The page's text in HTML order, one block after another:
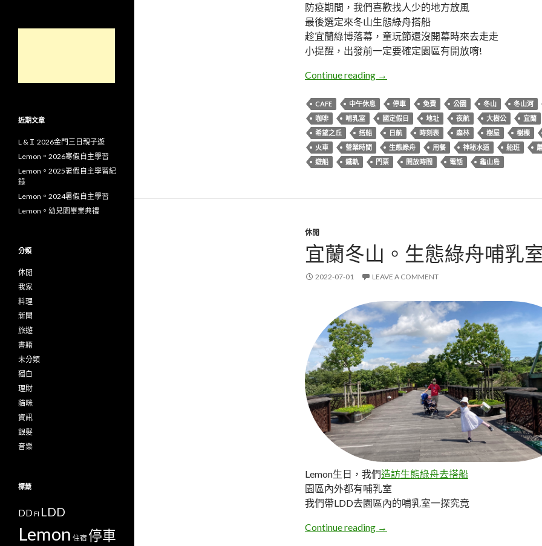
防疫期間，我們喜歡找人少的地方放風
最後選定來冬山生態綠舟搭船
趁宜蘭綠博落幕，童玩節還沒開幕時來去走走
小提醒，出發前一定要確定園區有開放唷!
Continue reading 宜蘭冬山。生態綠舟森林公園
→
CAFE 中午休息 停車 免費 公園 冬山
冬山河
咖啡
哺乳室 國定假日 地址 夜航 大樹公
宜蘭
希望之丘
搭船 日航 時刻表 森林 樹屋
樹樔
火車
營業時間 生態綠舟 用餐 神秘水道 船班
遊船
鐵軌 門票 開放時間 電話 龜山島
休閒
宜蘭冬山。生態綠舟哺乳
2022-07-01 LEAVE A COMMENT
Lemon生日，我們造訪生態綠舟去搭船
園區內外都有哺乳室
我們帶LDD去園區內的哺乳室一探究竟
Continue reading 宜蘭冬山。生態綠舟哺乳室
→
近期文章
L &Ｉ 2026金門三日親子遊
Lemon。2026寒假自主學習
Lemon。2025暑假自主學習紀
錄
Lemon。2024暑假自主學習
Lemon。幼兒園畢業典禮
分類
休閒
我家
料理
新聞
旅遊
書籍
未分類
獨白
理財
貓咪
資訊
銀髮
音樂
標籤
DD FI LDD
Lemon 住宿 停車